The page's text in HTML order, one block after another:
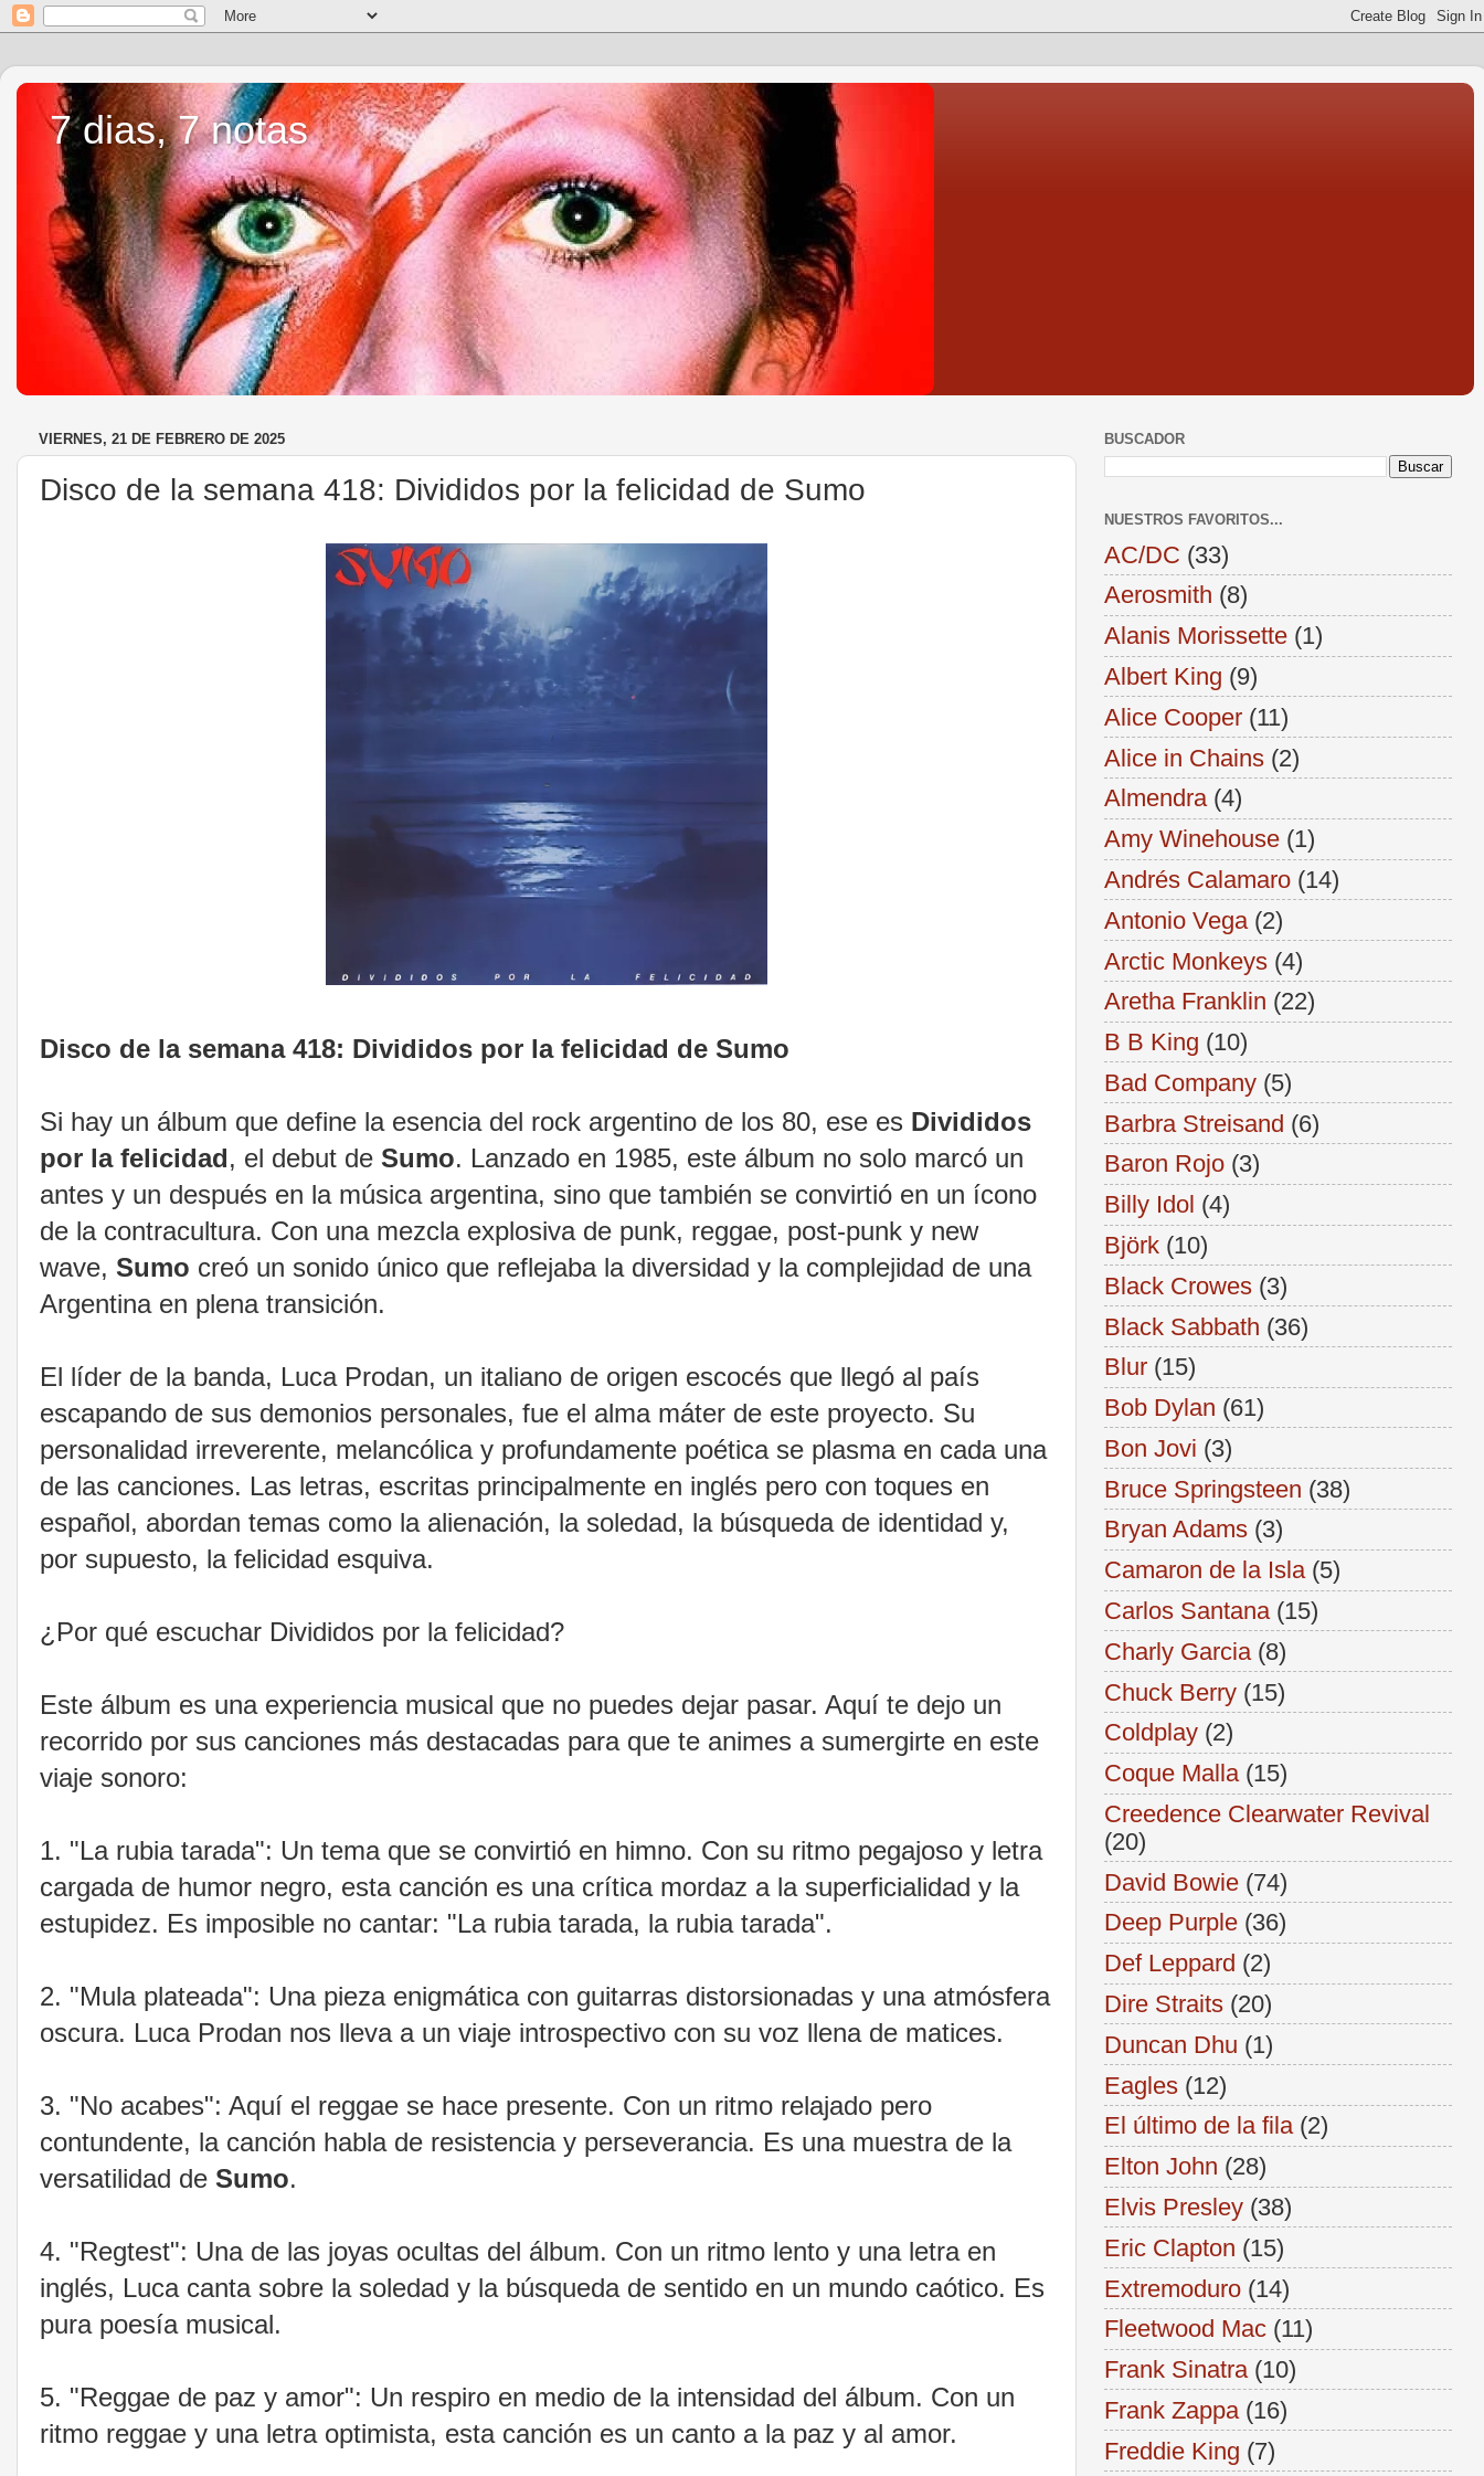
7 dias, 7 notas
VIERNES, 21 DE FEBRERO DE 2025
Disco de la semana 418: Divididos por la felicidad de Sumo
Disco de la semana 418: Divididos por la felicidad de Sumo
Si hay un álbum que define la esencia del rock argentino de los 80, ese es Divididos
por la felicidad, el debut de Sumo. Lanzado en 1985, este álbum no solo marcó un
antes y un después en la música argentina, sino que también se convirtió en un ícono
de la contracultura. Con una mezcla explosiva de punk, reggae, post-punk y new
wave, Sumo creó un sonido único que reflejaba la diversidad y la complejidad de una
Argentina en plena transición.
El líder de la banda, Luca Prodan, un italiano de origen escocés que llegó al país
escapando de sus demonios personales, fue el alma máter de este proyecto. Su
personalidad irreverente, melancólica y profundamente poética se plasma en cada una
de las canciones. Las letras, escritas principalmente en inglés pero con toques en
español, abordan temas como la alienación, la soledad, la búsqueda de identidad y,
por supuesto, la felicidad esquiva.
¿Por qué escuchar Divididos por la felicidad?
Este álbum es una experiencia musical que no puedes dejar pasar. Aquí te dejo un
recorrido por sus canciones más destacadas para que te animes a sumergirte en este
viaje sonoro:
1. "La rubia tarada": Un tema que se convirtió en himno. Con su ritmo pegajoso y letra
cargada de humor negro, esta canción es una crítica mordaz a la superficialidad y la
estupidez. Es imposible no cantar: "La rubia tarada, la rubia tarada".
2. "Mula plateada": Una pieza enigmática con guitarras distorsionadas y una atmósfera
oscura. Luca Prodan nos lleva a un viaje introspectivo con su voz llena de matices.
3. "No acabes": Aquí el reggae se hace presente. Con un ritmo relajado pero
contundente, la canción habla de resistencia y perseverancia. Es una muestra de la
versatilidad de Sumo.
4. "Regtest": Una de las joyas ocultas del álbum. Con un ritmo lento y una letra en
inglés, Luca canta sobre la soledad y la búsqueda de sentido en un mundo caótico. Es
pura poesía musical.
5. "Reggae de paz y amor": Un respiro en medio de la intensidad del álbum. Con un
ritmo reggae y una letra optimista, esta canción es un canto a la paz y al amor.
BUSCADOR
NUESTROS FAVORITOS...
AC/DC (33)
Aerosmith (8)
Alanis Morissette (1)
Albert King (9)
Alice Cooper (11)
Alice in Chains (2)
Almendra (4)
Amy Winehouse (1)
Andrés Calamaro (14)
Antonio Vega (2)
Arctic Monkeys (4)
Aretha Franklin (22)
B B King (10)
Bad Company (5)
Barbra Streisand (6)
Baron Rojo (3)
Billy Idol (4)
Björk (10)
Black Crowes (3)
Black Sabbath (36)
Blur (15)
Bob Dylan (61)
Bon Jovi (3)
Bruce Springsteen (38)
Bryan Adams (3)
Camaron de la Isla (5)
Carlos Santana (15)
Charly Garcia (8)
Chuck Berry (15)
Coldplay (2)
Coque Malla (15)
Creedence Clearwater Revival
(20)
David Bowie (74)
Deep Purple (36)
Def Leppard (2)
Dire Straits (20)
Duncan Dhu (1)
Eagles (12)
El último de la fila (2)
Elton John (28)
Elvis Presley (38)
Eric Clapton (15)
Extremoduro (14)
Fleetwood Mac (11)
Frank Sinatra (10)
Frank Zappa (16)
Freddie King (7)